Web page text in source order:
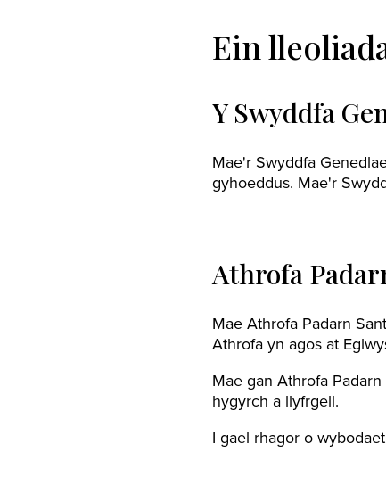
Ein
Y Swyddfa
Mae'r Swyddfa
gyhoeddus. Mae'r
Athrofa
Mae Athrofa Padarn
Athrofa yn agos at
Mae gan Athrofa
hygyrch a llyfrgell.
I gael rhagor o